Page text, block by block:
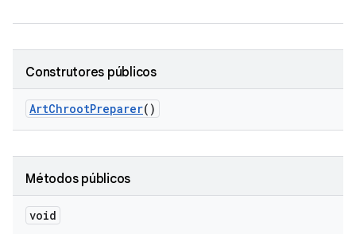
Construtores públicos
ArtChrootPreparer()
Métodos públicos
void